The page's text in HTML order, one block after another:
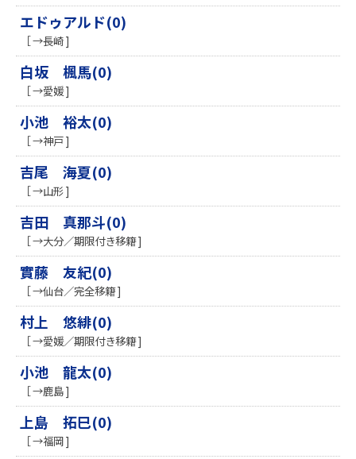
エドゥアルド(0)
［ →長崎 ]
白坂 楓馬(0)
［ →愛媛 ]
小池 裕太(0)
［ →神戸 ]
吉尾 海夏(0)
［ →山形 ]
吉田 真那斗(0)
［ →大分／期限付き移籍 ]
實藤 友紀(0)
［ →仙台／完全移籍 ]
村上 悠緋(0)
［ →愛媛／期限付き移籍 ]
小池 龍太(0)
［ →鹿島 ]
上島 拓巳(0)
［ →福岡 ]